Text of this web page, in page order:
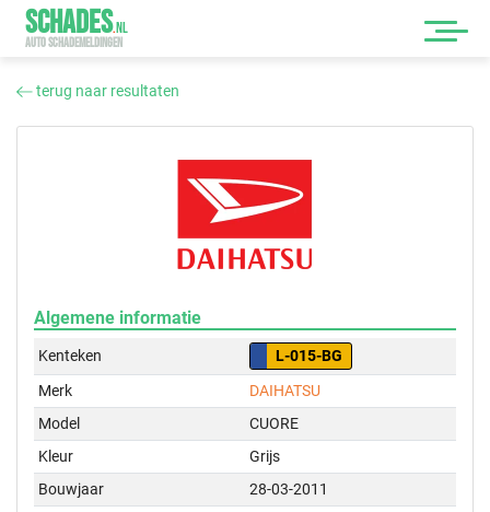
SCHADES.NL
AUTO SCHADEMELDINGEN
terug naar resultaten
Algemene informatie
Kenteken
L-015-BG
Merk
DAIHATSU
Model
CUORE
Kleur
Grijs
Bouwjaar
28-03-2011